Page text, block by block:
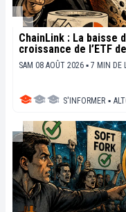
ChainLink : La baisse
croissance de l’ETF
SAM 08 AOÛT 2026 ▪ 7 MIN DE
S'INFORMER ▪